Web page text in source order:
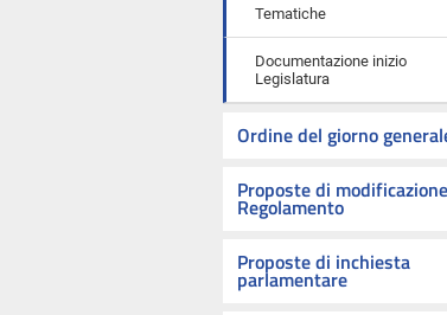
Tematiche
Documentazione inizio
Legislatura
Ordine del giorno
Proposte di
Regolamento
Proposte di inchiesta
parlamentare